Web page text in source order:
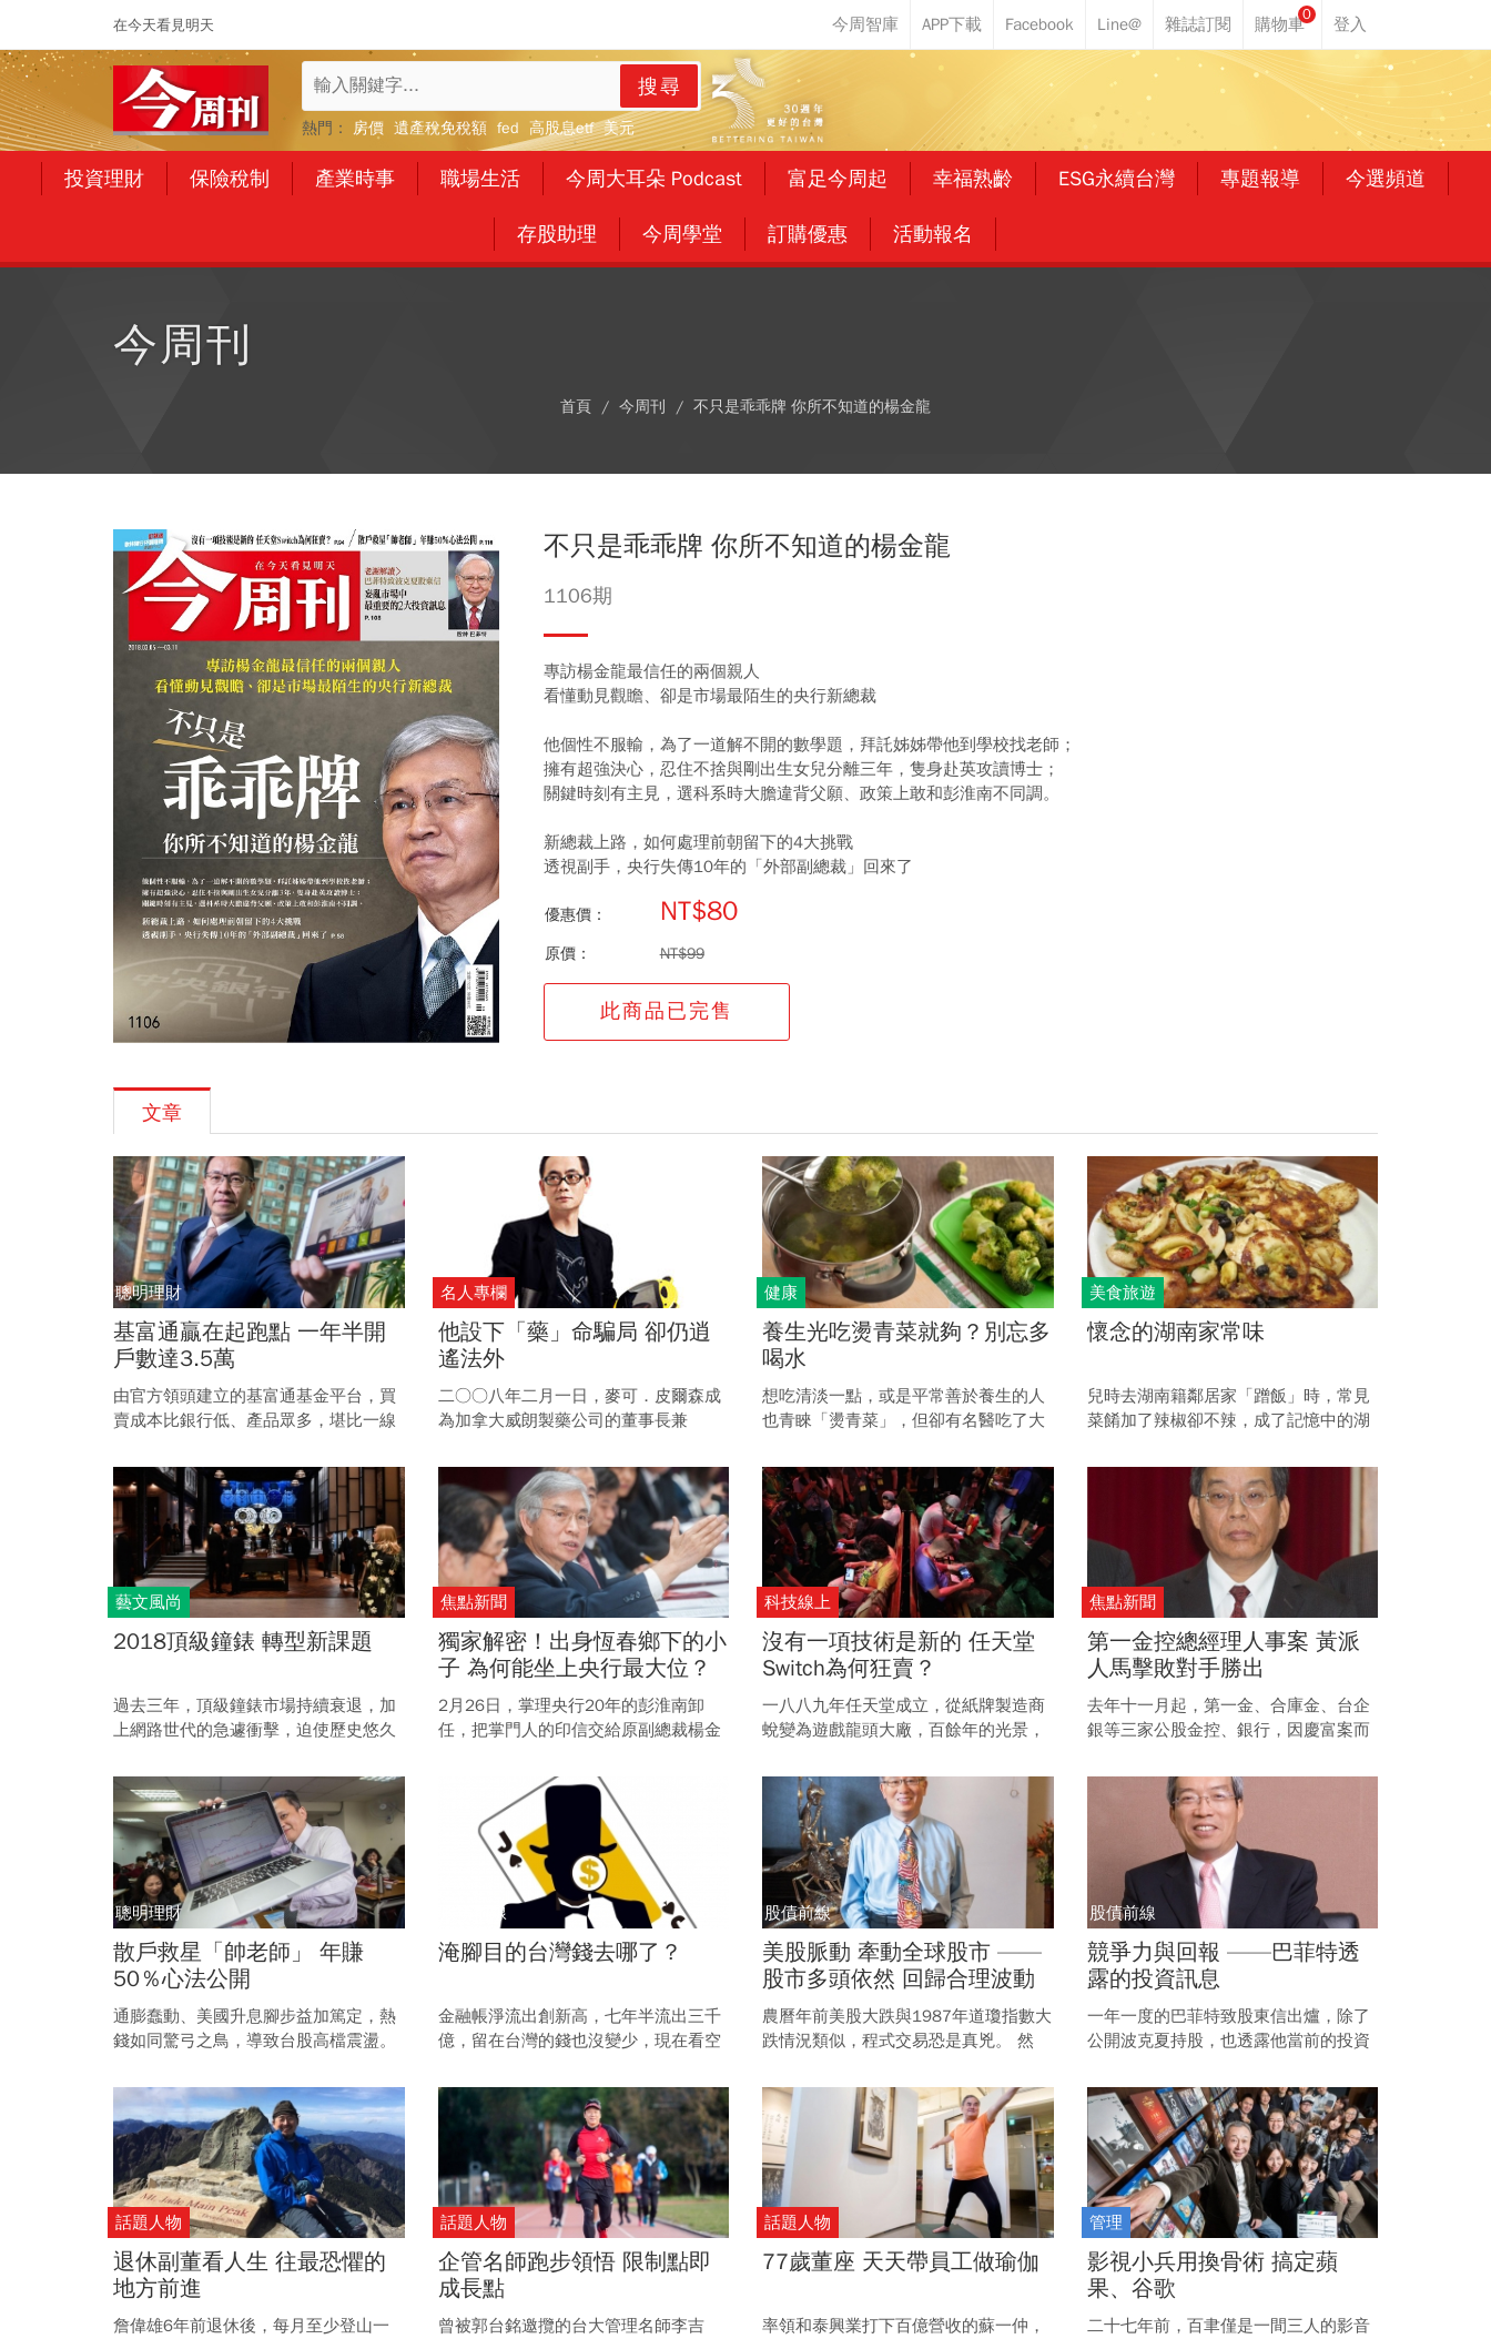
在今天看見明天
0
搜尋
熱門： 房價 遺產稅免稅額 fed 高股息etf 美元
投資理財 保險稅制 產業時事 職場生活 今周大耳朵 Podcast 富足今周起 幸福熟齡 ESG永續台灣 專題報導 今選頻道
存股助理 今周學堂 訂購優惠 活動報名
今周刊
首頁 今周刊 不只是乖乖牌 你所不知道的楊金龍
不只是乖乖牌 你所不知道的楊金龍
1106期
專訪楊金龍最信任的兩個親人
看懂動見觀瞻、卻是市場最陌生的央行新總裁
他個性不服輸，為了一道解不開的數學題，拜託姊姊帶他到學校找老師；
擁有超強決心，忍住不捨與剛出生女兒分離三年，隻身赴英攻讀博士；
關鍵時刻有主見，選科系時大膽違背父願、政策上敢和彭淮南不同調。
新總裁上路，如何處理前朝留下的4大挑戰
透視副手，央行失傳10年的「外部副總裁」回來了
優惠價： NT$80
原價： NT$99
此商品已完售
文章
聰明理財
基富通贏在起跑點 一年半開
戶數達3.5萬
由官方領頭建立的基富通基金平台，買
賣成本比銀行低、產品眾多，堪比一線
機會成為勞退自選平台開路先鋒。
名人專欄
他設下「藥」命騙局 卻仍逍
遙法外
二○○八年二月一日，麥可．皮爾森成
為加拿大威朗製藥公司的董事長兼
卻在一五年八月後大跌五九％，究竟發
生了什麼事？
健康
養生光吃燙青菜就夠？別忘多
喝水
想吃清淡一點，或是平常善於養生的人
也青睞「燙青菜」，但卻有名醫吃了大
醫。到底要怎麼吃才會健康？
美食旅遊
懷念的湖南家常味
兒時去湖南籍鄰居家「蹭飯」時，常見
菜餚加了辣椒卻不辣，成了記憶中的湖
藝文風尚
2018頂級鐘錶 轉型新課題
過去三年，頂級鐘錶市場持續衰退，加
上網路世代的急遽衝擊，迫使歷史悠久
SIHH日內瓦高級鐘錶展中，明顯感受到
與往年不同的氛圍，正引領鐘錶業邁向
求新求變的時代。
焦點新聞
獨家解密！出身恆春鄉下的小
子 為何能坐上央行最大位？
2月26日，掌理央行20年的彭淮南卸
任，把掌門人的印信交給原副總裁楊金
出來的總裁，卻也是產經界最陌生的總
科技線上
沒有一項技術是新的 任天堂
Switch為何狂賣？
一八八九年任天堂成立，從紙牌製造商
蛻變為遊戲龍頭大廠，百餘年的光景，
巨頭時期演變，從各界訕笑聲到去年
Switch全球賣翻，股價跟著狂飆整年創
新高，任天堂到底有何魔力？其百年不
敗的製造魂又是如何屹立不搖呢？
焦點新聞
第一金控總經理人事案 黃派
人馬擊敗對手勝出
去年十一月起，第一金、合庫金、台企
銀等三家公股金控、銀行，因慶富案而
豐、彰銀、台企銀、第一金總座人事也
跟著大風吹，第一金總經理吳瑛接任國
票金副董事長、副總林謙浩升任第一金
總經理，引發業界不少討論聲浪。
聰明理財
散戶救星「帥老師」 年賺
50％心法公開
通膨蠢動、美國升息腳步益加篤定，熱
錢如同驚弓之鳥，導致台股高檔震盪。
日俱增，積極型投資人若想逮住高報
酬，善用進退攻防的策略才能持盈保
泰。
股債前線
淹腳目的台灣錢去哪了？
金融帳淨流出創新高，七年半流出三千
億，留在台灣的錢也沒變少，現在看空
股債前線
美股脈動 牽動全球股市 ——
股市多頭依然 回歸合理波動
性
農曆年前美股大跌與1987年道瓊指數大
跌情況類似，程式交易恐是真兇。 然
跌的時候，其實是價值投資者進場的好
機會。
股債前線
競爭力與回報 ——巴菲特透
露的投資訊息
一年一度的巴菲特致股東信出爐，除了
公開波克夏持股，也透露他當前的投資
股神的選股條件？
話題人物
退休副董看人生 往最恐懼的
地方前進
詹偉雄6年前退休後，每月至少登山一
話題人物
企管名師跑步領悟 限制點即
成長點
曾被郭台銘邀攬的台大管理名師李吉
話題人物
77歲董座 天天帶員工做瑜伽
率領和泰興業打下百億營收的蘇一仲，
管理
影視小兵用換骨術 搞定蘋
果、谷歌
二十七年前，百聿僅是一間三人的影音